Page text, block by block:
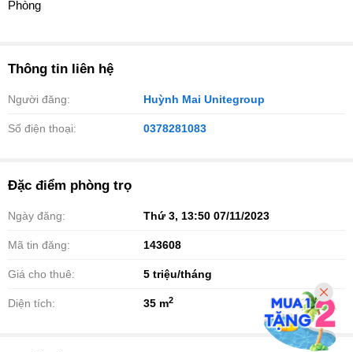
Phòng
Thông tin liên hệ
Người đăng: Huỳnh Mai Unitegroup
Số điện thoại: 0378281083
Đặc điểm phòng trọ
Ngày đăng: Thứ 3, 13:50 07/11/2023
Mã tin đăng: 143608
Giá cho thuê: 5 triệu/tháng
Diện tích: 35 m2